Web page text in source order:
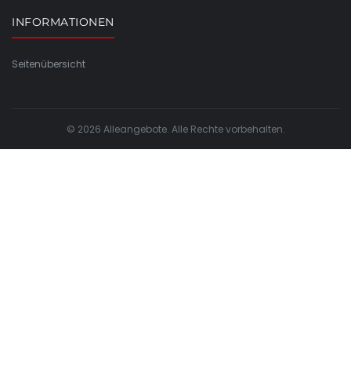
INFORMATIONEN
Seitenübersicht
© 2026 Alleangebote. Alle Rechte vorbehalten.